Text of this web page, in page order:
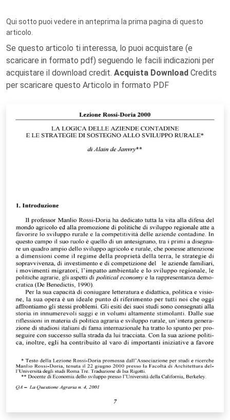
Qui sotto puoi vedere in anteprima la prima pagina di questo
articolo.
Se questo articolo ti interessa, lo puoi acquistare (e
scaricare in formato pdf) seguendo le facili indicazioni per
acquistare il download credit. Acquista Download Credits
per scaricare questo Articolo in formato PDF